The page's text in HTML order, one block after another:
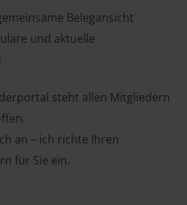
Belegansicht
und aktuelle
steht allen Mitgliedern
an – ich richte Ihren
für Sie ein.